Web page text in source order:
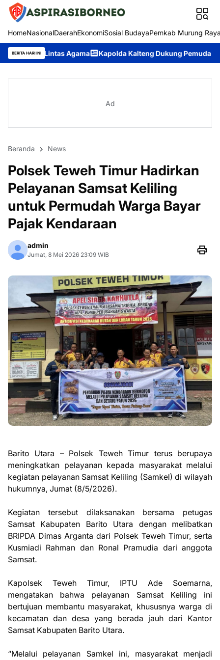
HomeNasionalDaerahEkonomiSosial BudayaPemkab Murung
BERITA HARI INI
Agama Kapolda Kalteng Dukung Pemuda Ansor Jadi Garda
Ad
Beranda News
Polsek Teweh Timur Hadirkan
Pelayanan Samsat Keliling
untuk Permudah Warga Bayar
Pajak Kendaraan
admin
Jumat, 8 Mei 2026 23:09 WIB
Barito Utara – Polsek Teweh Timur terus berupaya
meningkatkan pelayanan kepada masyarakat melalui
kegiatan pelayanan Samsat Keliling (Samkel) di wilayah
hukumnya, Jumat (8/5/2026).
Kegiatan tersebut dilaksanakan bersama petugas
Samsat Kabupaten Barito Utara dengan melibatkan
BRIPDA Dimas Arganta dari Polsek Teweh Timur, serta
Kusmiadi Rahman dan Ronal Pramudia dari anggota
Samsat.
Kapolsek Teweh Timur, IPTU Ade Soemarna,
mengatakan bahwa pelayanan Samsat Keliling ini
bertujuan membantu masyarakat, khususnya warga di
kecamatan dan desa yang berada jauh dari Kantor
Samsat Kabupaten Barito Utara.
“Melalui pelayanan Samkel ini, masyarakat menjadi